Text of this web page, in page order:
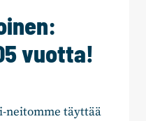
vuotta!
neitomme täyttää